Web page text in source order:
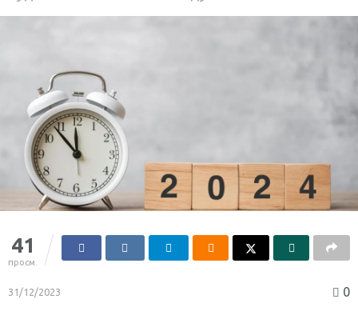
41
просм.
31/12/2023 0